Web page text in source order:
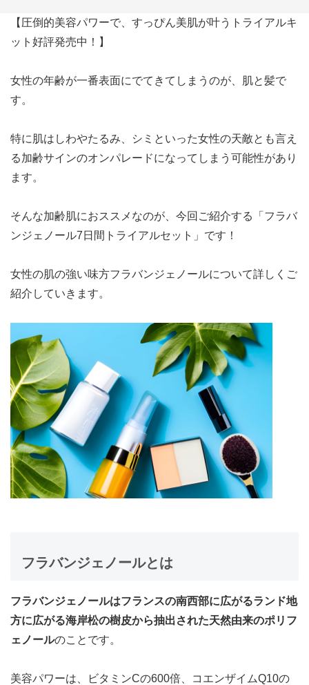
【圧倒的美容パワーで、すっぴん美肌が叶うトライアルキ
ット好評発売中！】
女性の年齢が一番表面にでてきてしまうのが、肌と髪で
す。
特に肌はしわやたるみ、シミといった女性の天敵とも言え
る加齢サインのオンパレードになってしまう可能性があり
ます。
そんな加齢肌におススメなのが、今回ご紹介する「フラバ
ンジェノール7日間トライアルセット」です！
女性の肌の強い味方フラバンジェノールについて詳しくご
紹介していきます。
フラバンジェノールとは
フラバンジェノールはフランスの南西部に広がるランド地
方に広がる海岸松の樹皮から抽出された天然由来のポリフ
ェノールのことです。
美容パワーは、ビタミンCの600倍、コエンザイムQ10の